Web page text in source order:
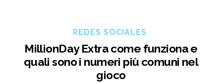
REDES SOCIALES
MillionDay Extra come funziona e
quali sono i numeri più comuni nel
gioco